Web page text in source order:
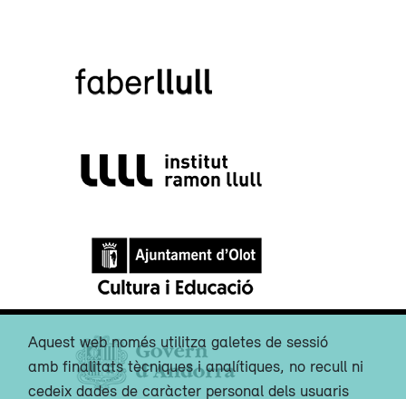
Aquest web només utilitza galetes de sessió
amb finalitats tècniques i analítiques, no recull ni
cedeix dades de caràcter personal dels usuaris